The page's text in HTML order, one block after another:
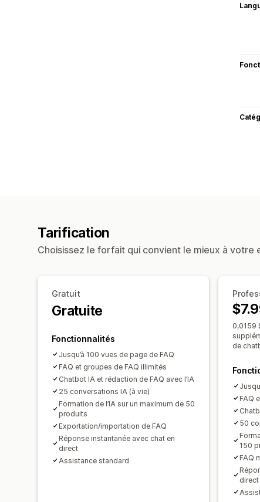
Tarification
Choisissez le forfait qui convient le mieux à votre
Gratuit
Gratuite
Fonctionnalités
Jusqu’à 100 vues de page de FAQ
FAQ et groupes de FAQ illimités
Chatbot IA et rédaction de FAQ avec l’IA
25 conversations IA (à vie)
Formation de l’IA sur un maximum de 50
produits
Exportation/importation de FAQ
Réponse instantanée avec chat en
direct
Assistance standard
0,0159
de
FAQ
50
150
FAQ
direct